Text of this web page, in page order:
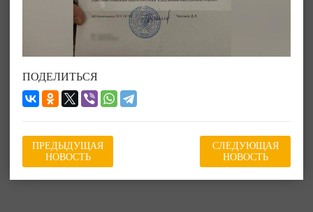
ПОДЕЛИТЬСЯ
ПРЕДЫДУЩАЯ
НОВОСТЬ
СЛЕДУЮЩАЯ
НОВОСТЬ